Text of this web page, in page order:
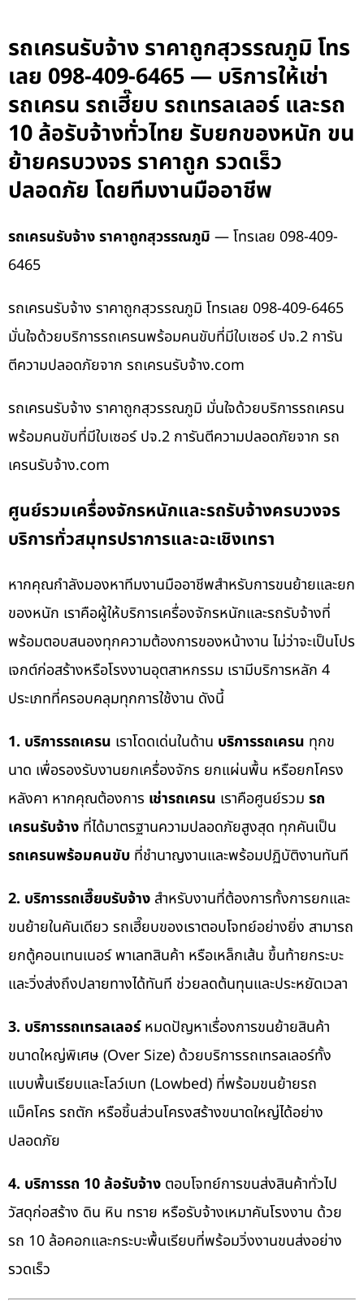
รถเครนรับจ้าง ราคาถูกสุวรรณภูมิ โทร
เลย 098-409-6465 — บริการให้เช่า
รถเครน รถเฮี๊ยบ รถเทรลเลอร์ และรถ
10 ล้อรับจ้างทั่วไทย รับยกของหนัก ขน
ย้ายครบวงจร ราคาถูก รวดเร็ว
ปลอดภัย โดยทีมงานมืออาชีพ
รถเครนรับจ้าง ราคาถูกสุวรรณภูมิ — โทรเลย 098-409-
6465
รถเครนรับจ้าง ราคาถูกสุวรรณภูมิ โทรเลย 098-409-6465
มั่นใจด้วยบริการรถเครนพร้อมคนขับที่มีใบเซอร์ ปจ.2 การัน
ตีความปลอดภัยจาก รถเครนรับจ้าง.com
รถเครนรับจ้าง ราคาถูกสุวรรณภูมิ มั่นใจด้วยบริการรถเครน
พร้อมคนขับที่มีใบเซอร์ ปจ.2 การันตีความปลอดภัยจาก รถ
เครนรับจ้าง.com
ศูนย์รวมเครื่องจักรหนักและรถรับจ้างครบวงจร
บริการทั่วสมุทรปราการและฉะเชิงเทรา
หากคุณกำลังมองหาทีมงานมืออาชีพสำหรับการขนย้ายและยก
ของหนัก เราคือผู้ให้บริการเครื่องจักรหนักและรถรับจ้างที่
พร้อมตอบสนองทุกความต้องการของหน้างาน ไม่ว่าจะเป็นโปร
เจกต์ก่อสร้างหรือโรงงานอุตสาหกรรม เรามีบริการหลัก 4
ประเภทที่ครอบคลุมทุกการใช้งาน ดังนี้
1. บริการรถเครน เราโดดเด่นในด้าน บริการรถเครน ทุกข
นาด เพื่อรองรับงานยกเครื่องจักร ยกแผ่นพื้น หรือยกโครง
หลังคา หากคุณต้องการ เช่ารถเครน เราคือศูนย์รวม รถ
เครนรับจ้าง ที่ได้มาตรฐานความปลอดภัยสูงสุด ทุกคันเป็น
รถเครนพร้อมคนขับ ที่ชำนาญงานและพร้อมปฏิบัติงานทันที
2. บริการรถเฮี๊ยบรับจ้าง สำหรับงานที่ต้องการทั้งการยกและ
ขนย้ายในคันเดียว รถเฮี๊ยบของเราตอบโจทย์อย่างยิ่ง สามารถ
ยกตู้คอนเทนเนอร์ พาเลทสินค้า หรือเหล็กเส้น ขึ้นท้ายกระบะ
และวิ่งส่งถึงปลายทางได้ทันที ช่วยลดต้นทุนและประหยัดเวลา
3. บริการรถเทรลเลอร์หมดปัญหาเรื่องการขนย้ายสินค้า
ขนาดใหญ่พิเศษ (Over Size) ด้วยบริการรถเทรลเลอร์ทั้ง
แบบพื้นเรียบและโลว์เบท (Lowbed) ที่พร้อมขนย้ายรถ
แม็คโคร รถตัก หรือชิ้นส่วนโครงสร้างขนาดใหญ่ได้อย่าง
ปลอดภัย
4. บริการรถ 10 ล้อรับจ้าง ตอบโจทย์การขนส่งสินค้าทั่วไป
วัสดุก่อสร้าง ดิน หิน ทราย หรือรับจ้างเหมาคันโรงงาน ด้วย
รถ 10 ล้อคอกและกระบะพื้นเรียบที่พร้อมวิ่งงานขนส่งอย่าง
รวดเร็ว